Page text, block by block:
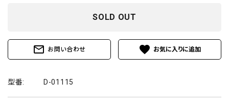
SOLD OUT
mail_outline お問い合わせ favorite
型番: D-01115